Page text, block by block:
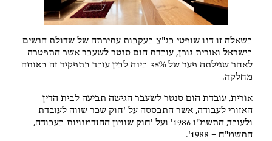
בשאלה זו דנו שופטי בג"צ בעקבות עתירתה של שדולת הנשים
בישראל ואורית גורן, עובדת הום סנטר לשעבר אשר התפטרה
לאחר שגילתה פער של 35% בינה לבין עובד בתפקיד זה באותה
מחלקה.
אורית, עובדת הום סנטר לשעבר הגישה תביעה לבית הדין
האזורי לעבודה, אשר התבססה על 'חוק שכר שווה לעובדת
ולעובד, התשמ"ו 1986' ועל 'חוק שוויון ההזדמנויות בעבודה,
התשמ"ח – 1988'.